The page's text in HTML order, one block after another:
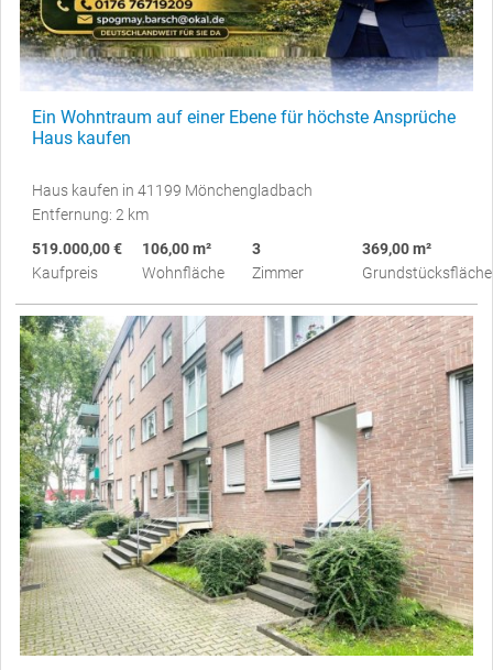
Ein Wohntraum auf einer Ebene für höchste Ansprüche
Haus kaufen
Haus kaufen in 41199 Mönchengladbach
Entfernung: 2 km
519.000,00 €
Kaufpreis
106,00 m²
Wohnfläche
3
Zimmer
369,00 m²
Grundstücksfläche